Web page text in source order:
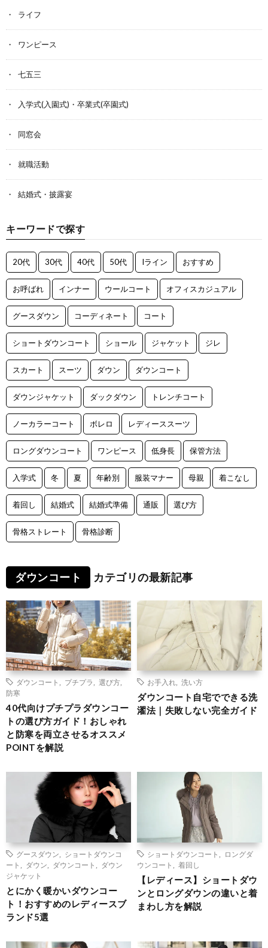
ライフ
ワンピース
七五三
入学式(入園式)・卒業式(卒園式)
同窓会
就職活動
結婚式・披露宴
キーワードで探す
20代 30代 40代 50代 Iライン おすすめ
お呼ばれ インナー ウールコート オフィスカジュアル
グースダウン コーディネート コート
ショートダウンコート ショール ジャケット ジレ
スカート スーツ ダウン ダウンコート
ダウンジャケット ダックダウン トレンチコート
ノーカラーコート ボレロ レディーススーツ
ロングダウンコート ワンピース 低身長 保管方法
入学式 冬 夏 年齢別 服装マナー 母親 着こなし
着回し 結婚式 結婚式準備 通販 選び方
骨格ストレート 骨格診断
ダウンコート カテゴリの最新記事
ダウンコート プチプラ 選び方
防寒
40代向けプチプラダウンコー
トの選び方ガイド！おしゃれ
と防寒を両立させるオススメ
POINTを解説
お手入れ 洗い方
ダウンコート自宅でできる洗
濯法｜失敗しない完全ガイド
グースダウン
ショートダウンコ
ート
ダウン ダウンコート
ダウン
ジャケット
とにかく暖かいダウンコー
ト！おすすめのレディースブ
ランド5選
ショートダウンコート
ロングダ
ウンコート
着回し
【レディース】ショートダウ
ンとロングダウンの違いと着
まわし方を解説